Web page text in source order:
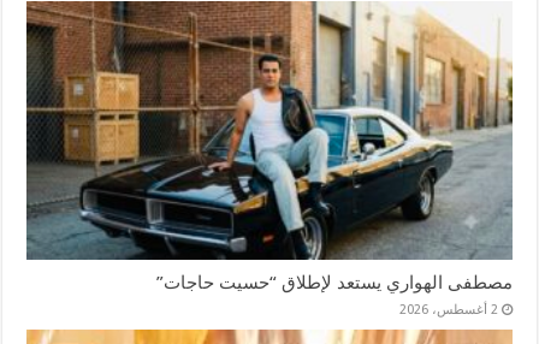
مصطفى الهواري يستعد لإطلاق “حسيت حاجات”
2 أغسطس، 2026